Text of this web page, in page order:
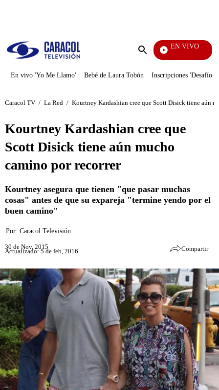
Enviar
EN VIVO
Ciudad Lejana
En vivo 'Yo Me Llamo' Bebé de Laura Tobón Inscripciones 'Desafío'
Caracol TV / La Red / Kourtney Kardashian cree que Scott Disick tiene aún
Kourtney Kardashian cree que
Scott Disick tiene aún mucho
camino por recorrer
Kourtney asegura que tienen "que pasar muchas
cosas" antes de que su expareja "termine yendo por el
buen camino"
Por: Caracol Televisión
30 de Nov, 2015
Actualizado: 5 de feb, 2016 Compartir